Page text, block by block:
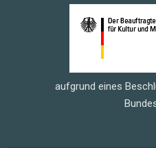
aufgrund eines